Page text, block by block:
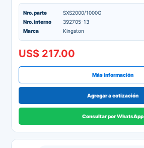
Nro. parte
SXS2000/1000G
Nro. interno
392705-13
Marca
Kingston
US$ 217.00
Más información
Agregar a cotización
Consultar por WhatsApp